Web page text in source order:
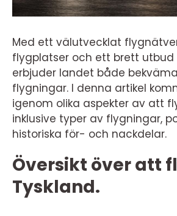
Med ett välutvecklat
flygplatser och ett brett
erbjuder landet både
flygningar. I denna artikel
igenom olika aspekter av att
inklusive typer av flygningar,
historiska för- och nackdelar.
Översikt över att
Tyskland.